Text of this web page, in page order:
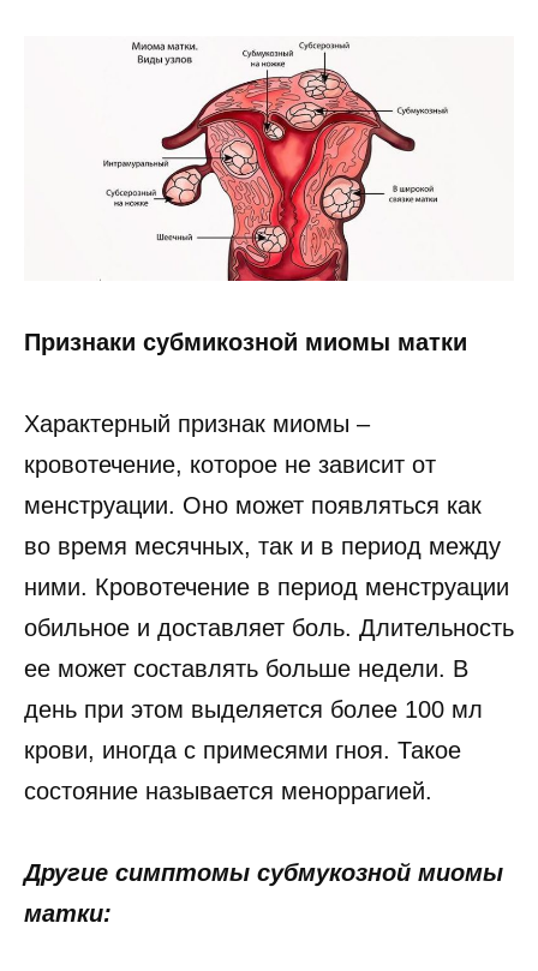
Признаки субмикозной миомы матки
Характерный признак миомы –
кровотечение, которое не зависит от
менструации. Оно может появляться как
во время месячных, так и в период между
ними. Кровотечение в период менструации
обильное и доставляет боль. Длительность
ее может составлять больше недели. В
день при этом выделяется более 100 мл
крови, иногда с примесями гноя. Такое
состояние называется меноррагией.
Другие симптомы субмукозной миомы
матки: